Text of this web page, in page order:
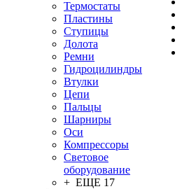
Термостаты
Пластины
Ступицы
Долота
Ремни
Гидроцилиндры
Втулки
Цепи
Пальцы
Шарниры
Оси
Компрессоры
Световое
оборудование
+ ЕЩЕ 17